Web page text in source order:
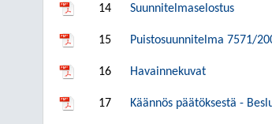
14
Suunnitelmaselostus
15 Puistosuunnitelma 7571/
16 Havainnekuvat
17 Käännös päätöksestä -